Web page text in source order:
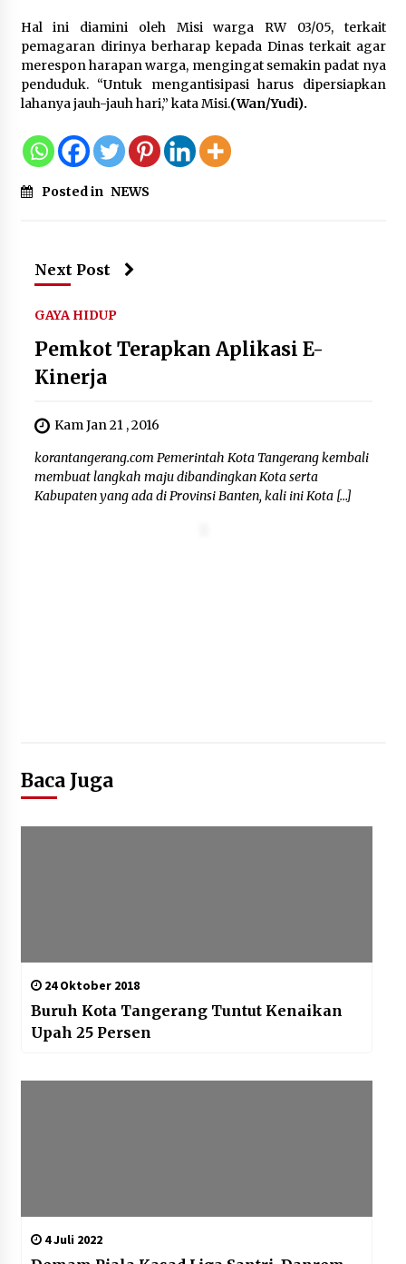
Kebakaran Gedung Dinas Teknis
Abdul Muis Dipadamkan, Layanan
Publik Tetap Berjalan
8 Agustus 2026
9 Kopi Botol Terbaik yang Praktis
untuk Menemani Aktivitas
Kemenpar Turut Perkuat
Pengembangan KEK Samota
sebagai Destinasi Wisata Bahari
Hal ini diamini oleh Misi warga RW 03/05, terkait
pemagaran dirinya berharap kepada Dinas terkait agar
merespon harapan warga, mengingat semakin padat nya
penduduk. “Untuk mengantisipasi harus dipersiapkan
lahanya jauh-jauh hari,” kata Misi.(Wan/Yudi).
Posted in NEWS
Next Post
GAYA HIDUP
Pemkot Terapkan Aplikasi E-
Kinerja
Kam Jan 21 , 2016
korantangerang.com Pemerintah Kota Tangerang kembali
membuat langkah maju dibandingkan Kota serta
Kabupaten yang ada di Provinsi Banten, kali ini Kota […]
Baca Juga
24 Oktober 2018
Buruh Kota Tangerang Tuntut Kenaikan
Upah 25 Persen
4 Juli 2022